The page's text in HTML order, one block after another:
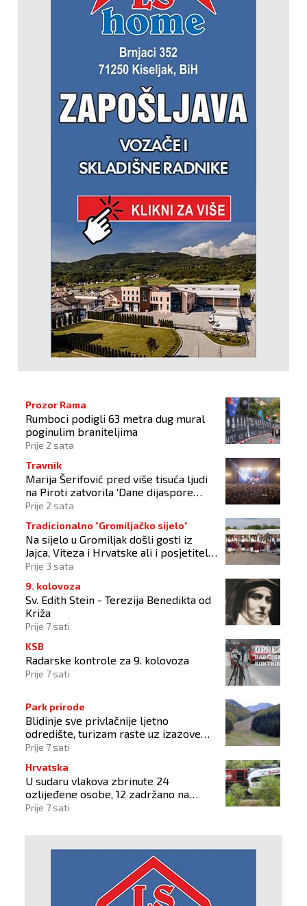
Prozor Rama
Rumboci podigli 63 metra dug mural
poginulim braniteljima
Prije 2 sata
Travnik
Marija Šerifović pred više tisuća ljudi
na Piroti zatvorila 'Dane dijaspore
2026'
Prije 2 sata
Tradicionalno "Gromiljačko sijelo"
Na sijelo u Gromiljak došli gosti iz
Jajca, Viteza i Hrvatske ali i posjetitelji
od Austrije do Australije
Prije 3 sata
9. kolovoza
Sv. Edith Stein - Terezija Benedikta od
Križa
Prije 7 sati
KSB
Radarske kontrole za 9. kolovoza
Prije 7 sati
Park prirode
Blidinje sve privlačnije ljetno
odredište, turizam raste uz izazove
očuvanja prirode
Prije 7 sati
Hrvatska
U sudaru vlakova zbrinute 24
ozlijeđene osobe, 12 zadržano na
liječenju
Prije 7 sati